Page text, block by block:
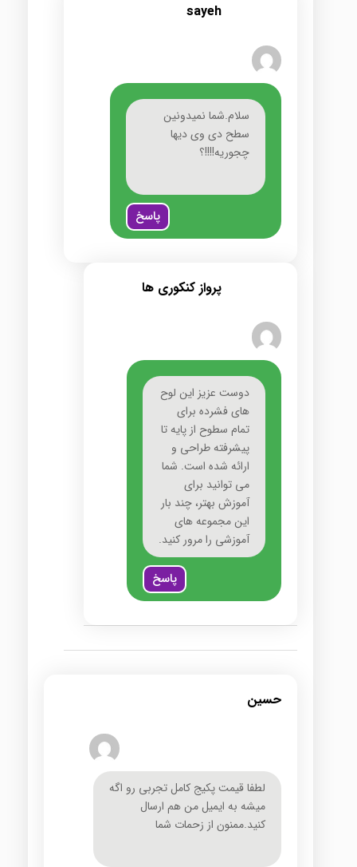
sayeh
سلام.شما نمیدونین
سطح دی وی دیها
چجوریه!!!!؟
پاسخ
پرواز کنکوری ها
دوست عزیز این لوح
های فشرده برای
تمام سطوح از پایه تا
پیشرفته طراحی و
ارائه شده است. شما
می توانید برای
آموزش بهتر، چند بار
این مجموعه های
آموزشی را مرور کنید.
پاسخ
حسین
لطفا قیمت پکیج کامل تجربی رو اگه
میشه به ایمیل من هم ارسال
کنید.ممنون از زحمات شما